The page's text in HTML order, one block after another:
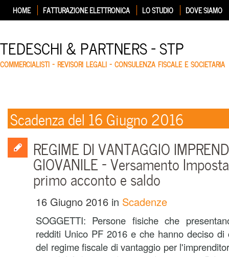
HOME FATTURAZIONE ELETTRONICA LO STUDIO DOVE SIAMO
TEDESCHI & PARTNERS – STP
COMMERCIALISTI – REVISORI LEGALI – CONSULENZA FISCALE E SOCIETARIA
Scadenza del 16 Giugno 2016
REGIME DI VANTAGGIO
GIOVANILE – Versamento
primo acconto e saldo
16 Giugno 2016 in Scadenze
SOGGETTI: Persone fisiche che
redditi Unico PF 2016 e che hanno deciso di
del regime fiscale di vantaggio per